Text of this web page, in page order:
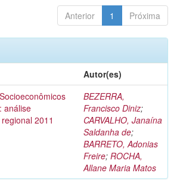
Anterior 1 Próxima
Autor(es)
análise
2011
BEZERRA,
Francisco Diniz;
CARVALHO, Janaína
Saldanha de;
BARRETO, Adonias
Freire; ROCHA,
Allane Maria Matos